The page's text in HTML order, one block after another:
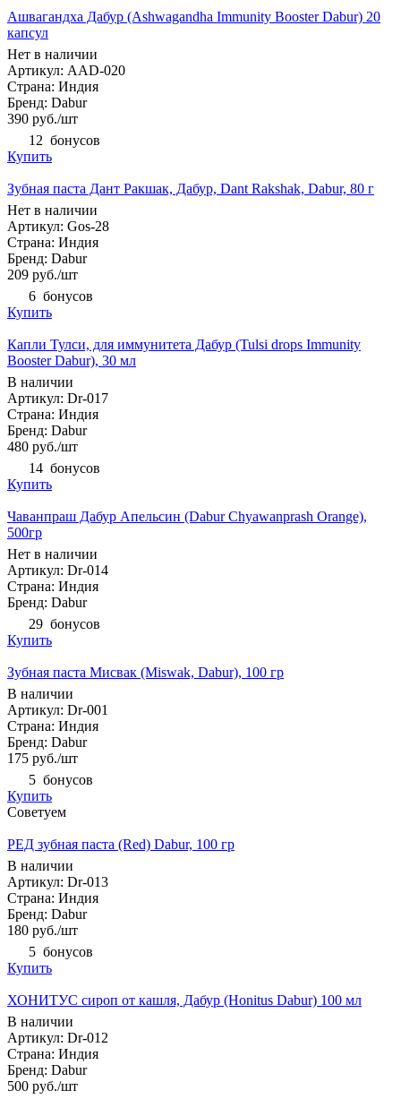
Ашвагандха Дабур (Ashwagandha Immunity Booster Dabur) 20
капсул
Нет в наличии
Артикул: AAD-020
Страна: Индия
Бренд: Dabur
390 руб./шт
12 бонусов
Купить
Зубная паста Дант Ракшак, Дабур, Dant Rakshak, Dabur, 80 г
Нет в наличии
Артикул: Gos-28
Страна: Индия
Бренд: Dabur
209 руб./шт
6 бонусов
Купить
Капли Тулси, для иммунитета Дабур (Tulsi drops Immunity
Booster Dabur), 30 мл
В наличии
Артикул: Dr-017
Страна: Индия
Бренд: Dabur
480 руб./шт
14 бонусов
Купить
Чаванпраш Дабур Апельсин (Dabur Chyawanprash Orange),
500гр
Нет в наличии
Артикул: Dr-014
Страна: Индия
Бренд: Dabur
29 бонусов
Купить
Зубная паста Мисвак (Miswak, Dabur), 100 гр
В наличии
Артикул: Dr-001
Страна: Индия
Бренд: Dabur
175 руб./шт
5 бонусов
Купить
Советуем
РЕД зубная паста (Red) Dabur, 100 гр
В наличии
Артикул: Dr-013
Страна: Индия
Бренд: Dabur
180 руб./шт
5 бонусов
Купить
ХОНИТУС сироп от кашля, Дабур (Honitus Dabur) 100 мл
В наличии
Артикул: Dr-012
Страна: Индия
Бренд: Dabur
500 руб./шт